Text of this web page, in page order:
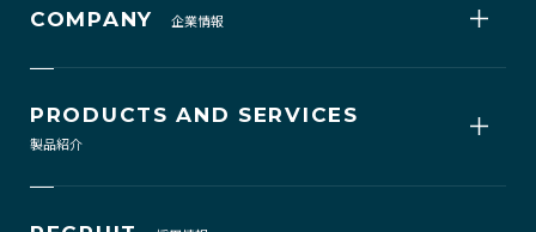
COMPANY 企業情報
PRODUCTS AND SERVICES
製品紹介